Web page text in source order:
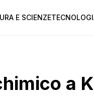
E SCIENZE
a